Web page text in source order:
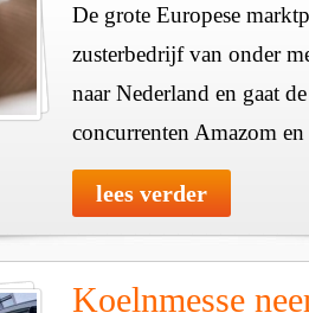
De grote Europese
zusterbedrijf van onder
naar Nederland en gaat
concurrenten Amazom
lees verder
Koelnmesse